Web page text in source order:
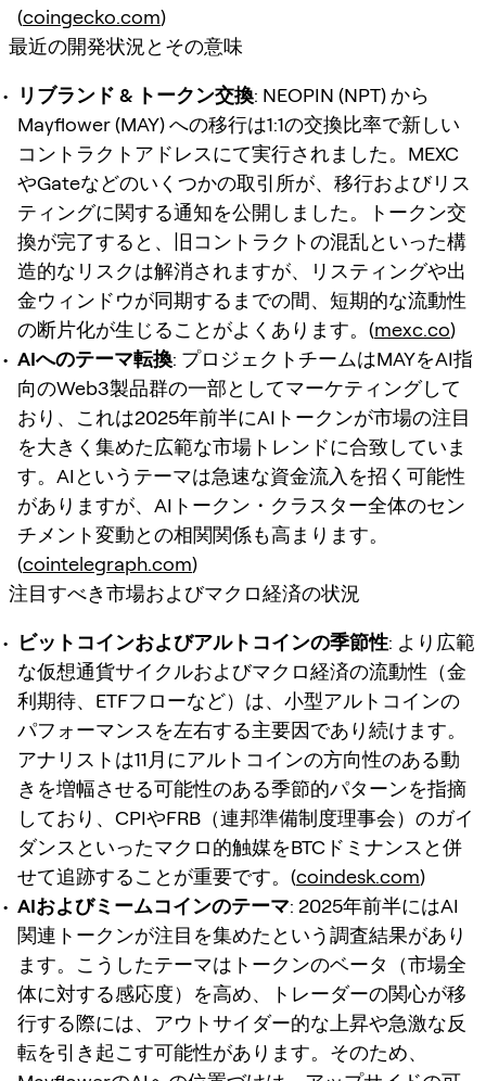
(coingecko.com)
最近の開発状況とその意味
リブランド & トークン交換: NEOPIN (NPT) から
Mayflower (MAY) への移行は1:1の交換比率で新しい
コントラクトアドレスにて実行されました。MEXC
やGateなどのいくつかの取引所が、移行およびリス
ティングに関する通知を公開しました。トークン交
換が完了すると、旧コントラクトの混乱といった構
造的なリスクは解消されますが、リスティングや出
金ウィンドウが同期するまでの間、短期的な流動性
の断片化が生じることがよくあります。(mexc.co)
AIへのテーマ転換: プロジェクトチームはMAYをAI指
向のWeb3製品群の一部としてマーケティングして
おり、これは2025年前半にAIトークンが市場の注目
を大きく集めた広範な市場トレンドに合致していま
す。AIというテーマは急速な資金流入を招く可能性
がありますが、AIトークン・クラスター全体のセン
チメント変動との相関関係も高まります。
(cointelegraph.com)
注目すべき市場およびマクロ経済の状況
ビットコインおよびアルトコインの季節性: より広範
な仮想通貨サイクルおよびマクロ経済の流動性（金
利期待、ETFフローなど）は、小型アルトコインの
パフォーマンスを左右する主要因であり続けます。
アナリストは11月にアルトコインの方向性のある動
きを増幅させる可能性のある季節的パターンを指摘
しており、CPIやFRB（連邦準備制度理事会）のガイ
ダンスといったマクロ的触媒をBTCドミナンスと併
せて追跡することが重要です。(coindesk.com)
AIおよびミームコインのテーマ: 2025年前半にはAI
関連トークンが注目を集めたという調査結果があり
ます。こうしたテーマはトークンのベータ（市場全
体に対する感応度）を高め、トレーダーの関心が移
行する際には、アウトサイダー的な上昇や急激な反
転を引き起こす可能性があります。そのため、